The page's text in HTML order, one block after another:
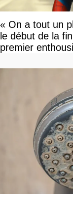
« On a tout un
le début de la fin
premier